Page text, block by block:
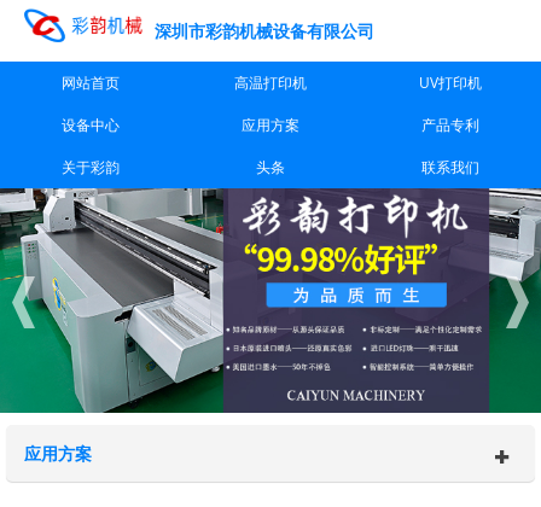
深圳市彩韵机械设备有限公司
网站首页 高温打印机 UV打印机
设备中心 应用方案 产品专利
关于彩韵 头条 联系我们
应用方案